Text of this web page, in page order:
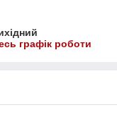
графік роботи